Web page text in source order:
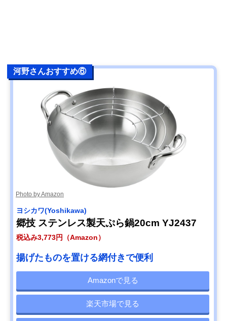
河野さんおすすめ⑥
Photo by Amazon
ヨシカワ(Yoshikawa)
郷技 ステンレス製天ぷら鍋20cm YJ2437
税込み3,773円（Amazon）
揚げたものを置ける網付きで便利
Amazonで見る
楽天市場で見る